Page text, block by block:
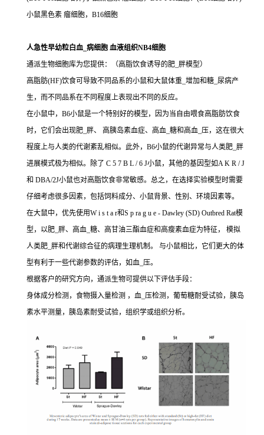
小鼠黑色素 瘤细胞，B16细胞
人急性早幼粒白血_病细胞 血液组织NB4细胞
通派生物细胞库为您提供：（高脂饮食诱导的肥_胖模型）
高脂肪(HF)饮食可导致不同品系的小鼠和大鼠体重_增加和糖_尿病产
生，而不同品系在不同程度上表现出不同的反应。
在小鼠中，B6小鼠是一个特别好的模型，因为当自由喂食高脂肪饮食
时，它们会出现肥_胖、 高胰岛素血症、高血_糖和高血_压，这在很大
程度上与人类的代谢紊乱相似。此外，B6小鼠的代谢异常与人类肥_胖
进展模式极为相似。除了 C 5 7 B L / 6 J小鼠，其他的基因型如A K R / J
和 DBA/2J小鼠也对高脂饮食非常敏感。总之，在选择实验模型时需要
仔细考虑很多因素，包括饲料成分、小鼠背景、性别、环境因素等。
在大鼠中，优先使用W i s t a r和S p ra g u e - Dawley (SD) Outbred Rat模
型，以肥_胖、高血_糖、高甘油三酯血症和高瘦素血症为特征， 模拟
人类肥_胖和代谢综合征的病理生理机制。 与小鼠相比，它们更大的体
型有利于一些代谢参数的评估，如血_压。
根据客户的研究方向，通派生物可提供以下评估手段：
身体成分检测，食物摄入量检测 ，血_压检测，葡萄糖耐受试验，胰岛
素水平测量，胰岛素耐受试验，组织学或组织分析。